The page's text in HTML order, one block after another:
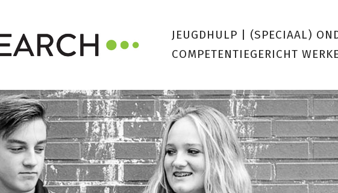
JEUGDHULP (SPECIAAL)
COMPETENTIEGERICHT